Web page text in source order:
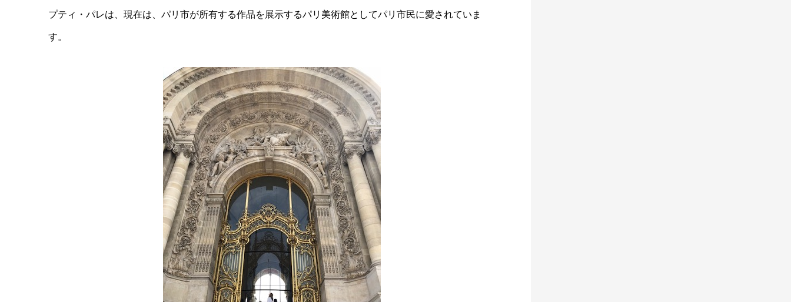
プティ・パレは、現在は、パリ市が所有する作品を展示するパリ美術館としてパリ市民に愛されていま
す。